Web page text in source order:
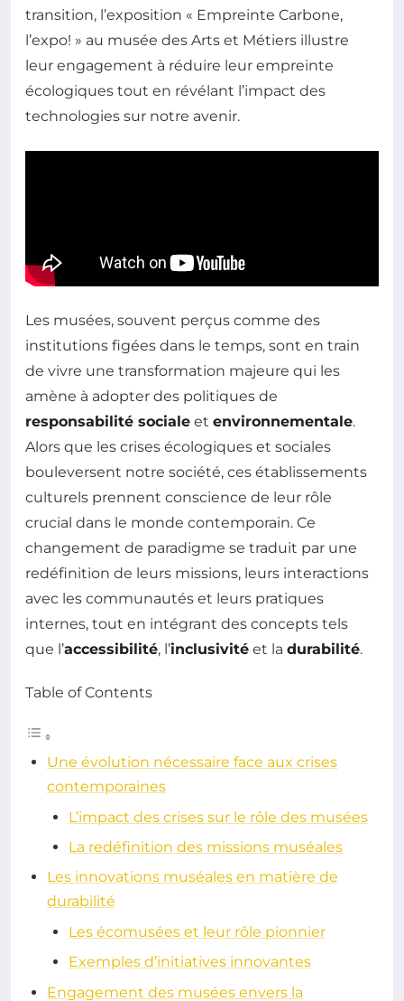
transition, l’exposition « Empreinte Carbone,
l’expo! » au musée des Arts et Métiers illustre
leur engagement à réduire leur empreinte
écologiques tout en révélant l’impact des
technologies sur notre avenir.
Les musées, souvent perçus comme des
institutions figées dans le temps, sont en train
de vivre une transformation majeure qui les
amène à adopter des politiques de
responsabilité sociale et environnementale.
Alors que les crises écologiques et sociales
bouleversent notre société, ces établissements
culturels prennent conscience de leur rôle
crucial dans le monde contemporain. Ce
changement de paradigme se traduit par une
redéfinition de leurs missions, leurs interactions
avec les communautés et leurs pratiques
internes, tout en intégrant des concepts tels
que l’accessibilité, l’inclusivité et la durabilité.
Table of Contents
Une évolution nécessaire face aux crises
contemporaines
L’impact des crises sur le rôle des musées
La redéfinition des missions muséales
Les innovations muséales en matière de
durabilité
Les écomusées et leur rôle pionnier
Exemples d’initiatives innovantes
Engagement des musées envers la